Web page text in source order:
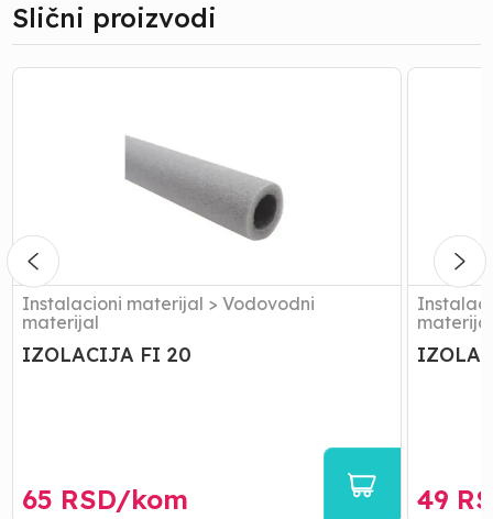
Slični proizvodi
IZOLACIJA
Instalacioni materijal > Vodovodni
materijal
IZOLACIJA FI 20
65 RSD/kom 49